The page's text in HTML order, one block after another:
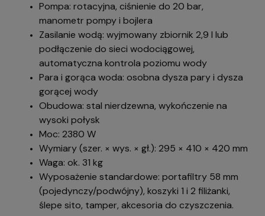
Pompa: rotacyjna, ciśnienie do 20 bar,
manometr pompy i bojlera
Zasilanie wodą: wyjmowany zbiornik 2,9 l lub
podłączenie do sieci wodociągowej,
automatyczna kontrola poziomu wody
Para i gorąca woda: osobna dysza pary i dysza
gorącej wody
Obudowa: stal nierdzewna, wykończenie na
wysoki połysk
Moc: 2380 W
Wymiary (szer. × wys. × gł.): 295 × 410 × 420 mm
Waga: ok. 31 kg
Wyposażenie standardowe: portafiltry 58 mm
(pojedynczy/podwójny), koszyki 1 i 2 filiżanki,
ślepe sito, tamper, akcesoria do czyszczenia.